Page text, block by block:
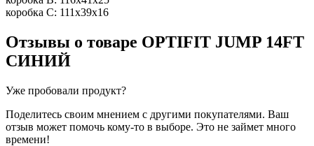
коробка С: 111х39x16
Отзывы о товаре OPTIFIT JUMP 14FT
СИНИЙ
Уже пробовали продукт?
Поделитесь своим мнением с другими покупателями. Ваш
отзыв может помочь кому-то в выборе. Это не займет много
времени!